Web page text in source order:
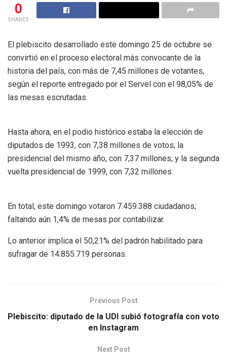
0
SHARES
El plebiscito desarrollado este domingo 25 de octubre se
convirtió en el proceso electoral más convocante de la
historia del país, con más de 7,45 millones de votantes,
según el reporte entregado por el Servel con el 98,05% de
las mesas escrutadas.
Hasta ahora, en el podio histórico estaba la elección de
diputados de 1993, con 7,38 millones de votos; la
presidencial del mismo año, con 7,37 millones; y la segunda
vuelta presidencial de 1999, con 7,32 millones.
En total, este domingo votaron 7.459.388 ciudadanos;
faltando aún 1,4% de mesas por contabilizar.
Lo anterior implica el 50,21% del padrón habilitado para
sufragar de 14.855.719 personas.
Previous Post
Plebiscito: diputado de la UDI subió fotografía con voto
en Instagram
Next Post